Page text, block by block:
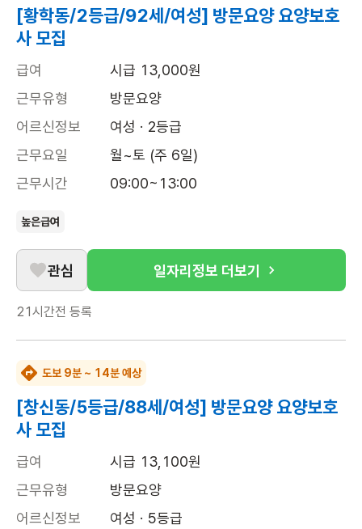
[황학동/2등급/92세/여성] 방문요양 요양보호
사 모집
급여
시급 13,000원
근무유형
방문요양
어르신정보
여성 · 2등급
근무요일
월~토 (주 6일)
근무시간
09:00~13:00
높은급여
관심 일자리정보 더보기
21시간전 등록
도보 9분 ~ 14분 예상
[창신동/5등급/88세/여성] 방문요양 요양보호
사 모집
급여
시급 13,100원
근무유형
방문요양
어르신정보
여성 · 5등급